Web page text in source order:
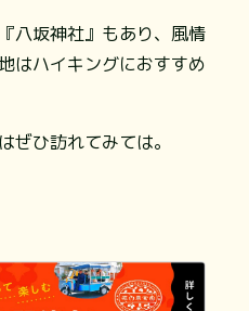
八坂神社』もあり、風情
はハイキングにおすすめ
ぜひ訪れてみては。